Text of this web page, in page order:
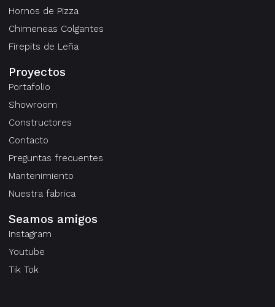
Hornos de Pizza
Chimeneas Colgantes
Firepits de Leña
Proyectos
Portafolio
Showroom
Constructores
Contacto
Preguntas frecuentes
Mantenimiento
Nuestra fabrica
Seamos amigos
Instagram
Youtube
Tik Tok